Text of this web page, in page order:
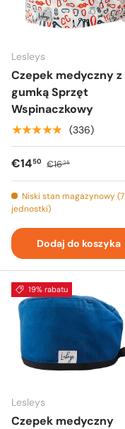
Lesleys
Czepek medyczny z
gumką Sprzęt
Wspinaczkowy
★★★★★ (336)
€1450 €1625
Niski stan magazynowy (7
jednostki)
Dodaj do koszyka
19% rabatu
Lesleys
Czepek medyczny